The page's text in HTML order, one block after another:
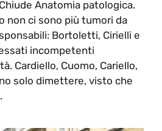
Anatomia patologica.
non ci sono più tumori da
Bortoletti, Cirielli e
incompetenti
Cardiello, Cuomo, Cariello,
solo dimettere, visto che